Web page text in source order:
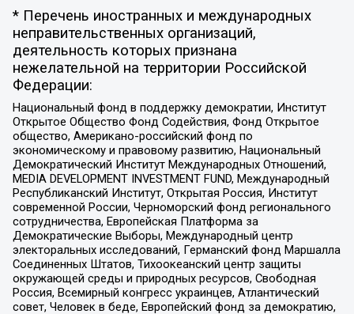
* Перечень иностранных и международных
неправительственных организаций,
деятельность которых признана
нежелательной на территории Российской
Федерации:
Национальный фонд в поддержку демократии, Институт
Открытое Общество Фонд Содействия, Фонд Открытое
общество, Американо-российский фонд по
экономическому и правовому развитию, Национальный
Демократический Институт Международных Отношений,
MEDIA DEVELOPMENT INVESTMENT FUND, Международный
Республиканский Институт, Открытая Россия, Институт
современной России, Черноморский фонд регионального
сотрудничества, Европейская Платформа за
Демократические Выборы, Международный центр
электоральных исследований, Германский фонд Маршалла
Соединенных Штатов, Тихоокеанский центр защиты
окружающей среды и природных ресурсов, Свободная
Россия, Всемирный конгресс украинцев, Атлантический
совет, Человек в беде, Европейский фонд за демократию,